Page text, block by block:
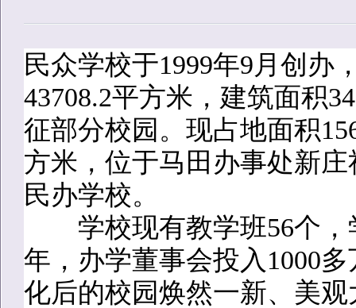
民众学校于1999年9月创办
43708.2平方米，建筑面积
征部分校园。现占地面积
方米，位于马田办事处新
民办学校。
学校现有教学班56个，
年，办学董事会投入1000
化后的校园焕然一新、美